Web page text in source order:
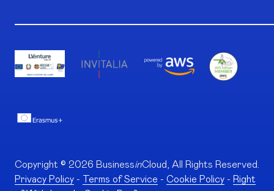
Copyright © 2026 BusinessinCloud, All Rights Reserved.
Privacy Policy - Terms of Service - Cookie Policy - Right